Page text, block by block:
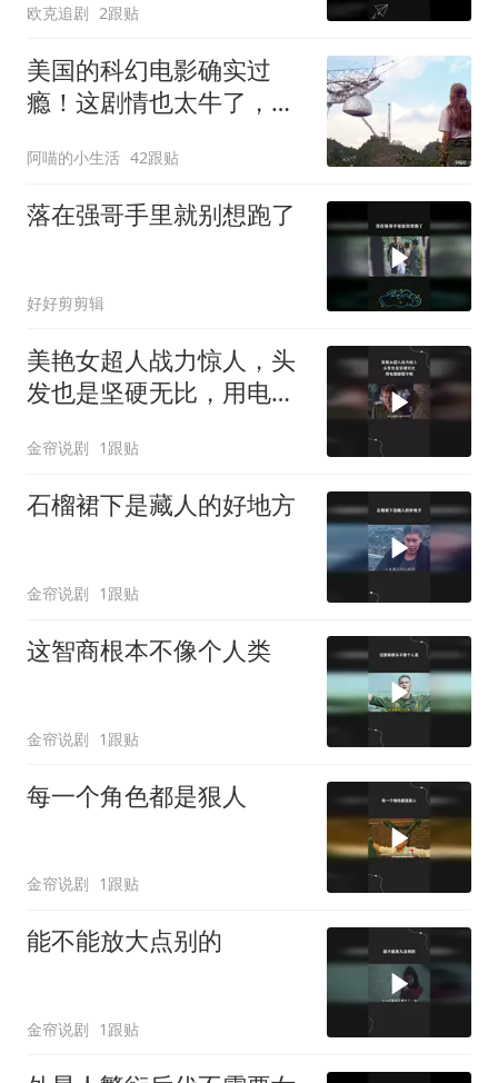
欧克追剧 2跟贴
美国的科幻电影确实过
瘾！这剧情也太牛了，连
阿喵的小生活 42跟贴
落在强哥手里就别想跑了
好好剪剪辑
美艳女超人战力惊人，头
发也是坚硬无比，用电锯
金帘说剧 1跟贴
石榴裙下是藏人的好地方
金帘说剧 1跟贴
这智商根本不像个人类
金帘说剧 1跟贴
每一个角色都是狠人
金帘说剧 1跟贴
能不能放大点别的
金帘说剧 1跟贴